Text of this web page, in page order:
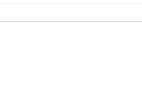
v   2.   tisočletju   poselila
ali tribus. Rimska družba